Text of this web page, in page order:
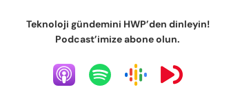
Teknoloji gündemini HWP’den dinleyin!
Podcast’imize abone olun.